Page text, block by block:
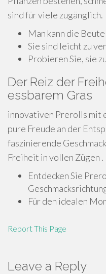
sind für viele zugänglich.
Man kann die
Sie sind leicht zu
Probieren Sie, sie
Der Reiz der
essbarem Gras
innovativen Prerolls mit
pure Freude an der
faszinierende
Freiheit in vollen Zügen .
Entdecken Sie
Für den idealen
Report This Page
Leave a Reply